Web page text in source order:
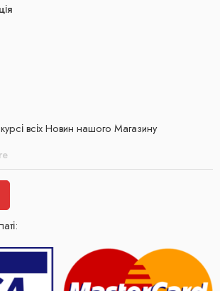
всіх Новин нашого Магазину